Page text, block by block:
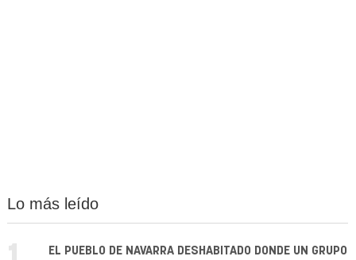
Lo más leído
EL PUEBLO DE NAVARRA DESHABITADO DONDE UN GRUPO